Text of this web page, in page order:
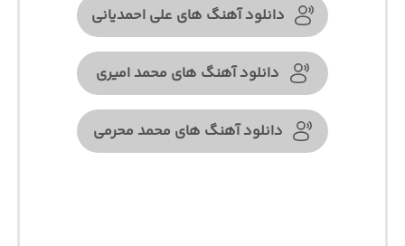
دانلود آهنگ های علی احمدیانی
دانلود آهنگ های محمد امیری
دانلود آهنگ های محمد محرمی